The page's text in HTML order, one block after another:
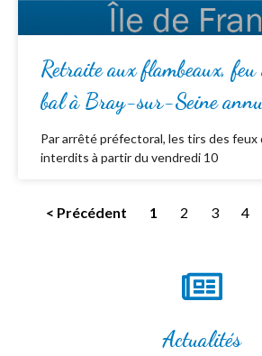
Retraite aux flambeaux,
bal à Bray-sur-Seine
Par arrêté préfectoral, les tirs des feux
interdits à partir du vendredi 10
< Précédent 1 2 3 4
Actualités